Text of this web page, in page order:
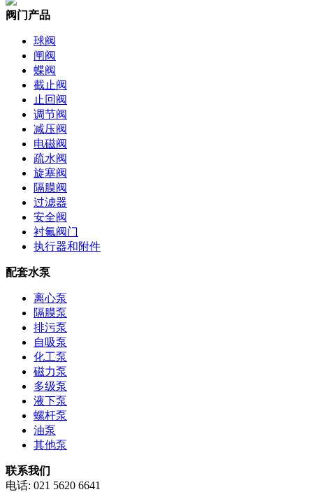
阀门产品
球阀
闸阀
蝶阀
截止阀
止回阀
调节阀
减压阀
电磁阀
疏水阀
旋塞阀
隔膜阀
过滤器
安全阀
衬氟阀门
执行器和附件
配套水泵
离心泵
隔膜泵
排污泵
自吸泵
化工泵
磁力泵
多级泵
液下泵
螺杆泵
油泵
其他泵
联系我们
电话: 021 5620 6641